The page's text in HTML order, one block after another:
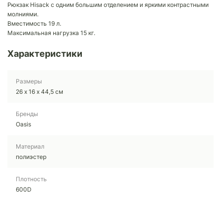
Рюкзак Hisack с одним большим отделением и яркими контрастными
молниями.
Вместимость 19 л.
Максимальная нагрузка 15 кг.
Характеристики
Размеры
26 х 16 х 44,5 см
Бренды
Oasis
Материал
полиэстер
Плотность
600D